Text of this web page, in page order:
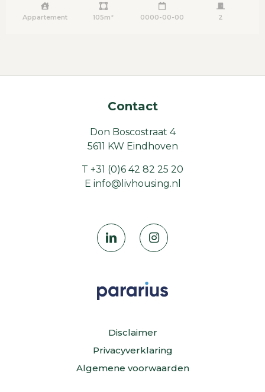
Appartement 105m² 0000-00-00 2
Contact
Don Boscostraat 4
5611 KW Eindhoven
T +31 (0)6 42 82 25 20
E info@livhousing.nl
Disclaimer
Privacyverklaring
Algemene voorwaarden